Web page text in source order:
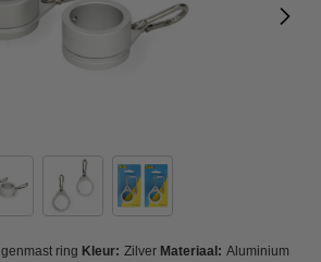
ring Kleur: Zilver Materiaal: Aluminium